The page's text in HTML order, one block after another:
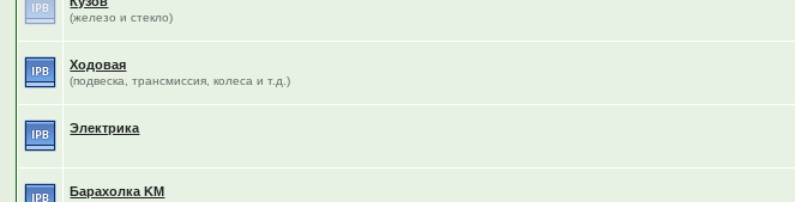
(железо и стекло)
Ходовая
(подвеска, трансмиссия, колеса и т.д.)
Электрика
Барахолка KM